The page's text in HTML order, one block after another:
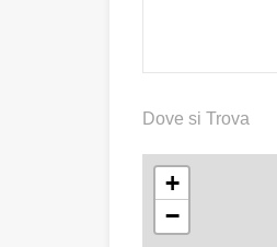
Dove si Trova
+
−